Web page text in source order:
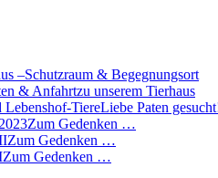
–Schutzraum & Begegnungsort
& Anfahrtzu unserem Tierhaus
Lebenshof-TiereLiebe Paten
Zum Gedenken …
Zum Gedenken …
Zum Gedenken …